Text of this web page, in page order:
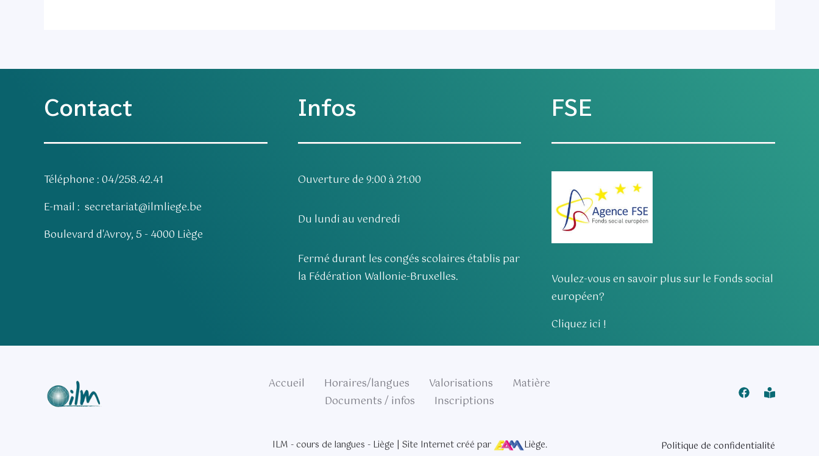
Contact
Téléphone : 04/258.42.41
E-mail : secretariat@ilmliege.be
Boulevard d'Avroy, 5 - 4000 Liège
Infos
Ouverture de 9:00 à 21:00
Du lundi au vendredi
Fermé durant les congés scolaires établis par
la Fédération Wallonie-Bruxelles.
FSE
Voulez-vous en savoir plus sur le Fonds social
européen?
Cliquez ici !
Accueil Horaires/langues Valorisations
Matière
Documents / infos
Inscriptions
ILM - cours de langues - Liège | Site Internet créé par Liège. Politique de confidentialité